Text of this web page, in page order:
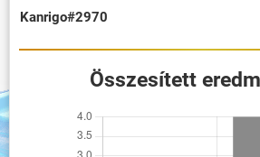
Kanrigo#2970
Összesített